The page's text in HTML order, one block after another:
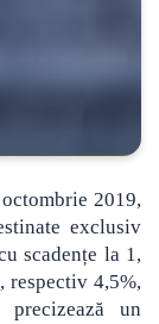
2019,
exclusiv
scadențe la 1,
respectiv 4,5%,
un